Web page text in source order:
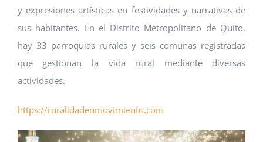
y expresiones artísticas en festividades y narrativas de
sus habitantes. En el Distrito Metropolitano de Quito,
hay 33 parroquias rurales y seis comunas registradas
que gestionan la vida rural mediante diversas
actividades.
https://ruralidadenmovimiento.com